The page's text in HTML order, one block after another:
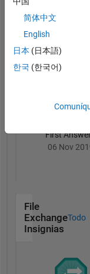
Revival Level 1
06 Nov 2019
First
06 Nov
File
Exchange
Insignias
Todo
简体中文
English
日本 (日本語)
한국 (한국어)